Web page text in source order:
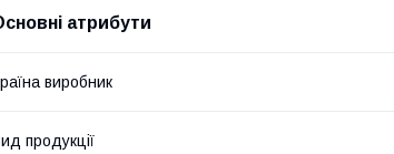
атрибути
виробник
продукції